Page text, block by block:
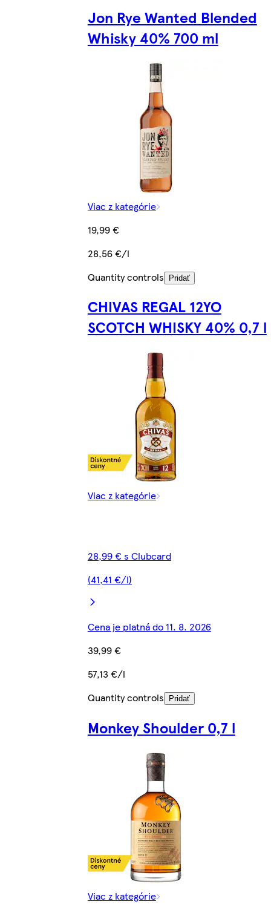
Jon Rye Wanted Blended
Whisky 40% 700 ml
Viac z kategórie
19,99 €
28,56 €/l
Quantity controls
Pridať
CHIVAS REGAL 12YO
SCOTCH WHISKY 40% 0,7 l
Viac z kategórie
28,99 € s Clubcard
(41,41 €/l)
Cena je platná do 11. 8. 2026
39,99 €
57,13 €/l
Quantity controls
Pridať
Monkey Shoulder 0,7 l
Viac z kategórie